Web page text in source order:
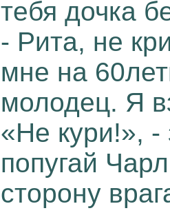
тебя дочка
- Рита, не
мне на
молодец. Я
«Не кури!»,
попугай
сторону